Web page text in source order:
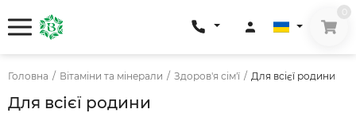
Головна / Вітаміни та мінерали / Здоров'я сім'ї / Для всієї родини
Для всієї родини